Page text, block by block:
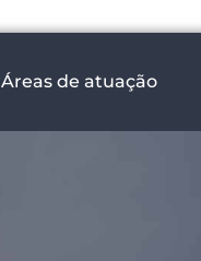
Áreas de atuação